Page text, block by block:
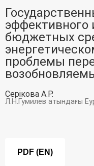
эффективного
бюджетных
проблемы
Серікова А.Р.
Л.Н.Гумилев атындағы
PDF (EN)